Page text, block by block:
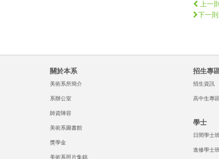
上一
下一
關於本系
美術系所簡介
系辦公室
師資陣容
美術系圖書館
獎學金
美術系照片集錦
招生專
招生資訊
高中生專
學士
日間學士
進修學士